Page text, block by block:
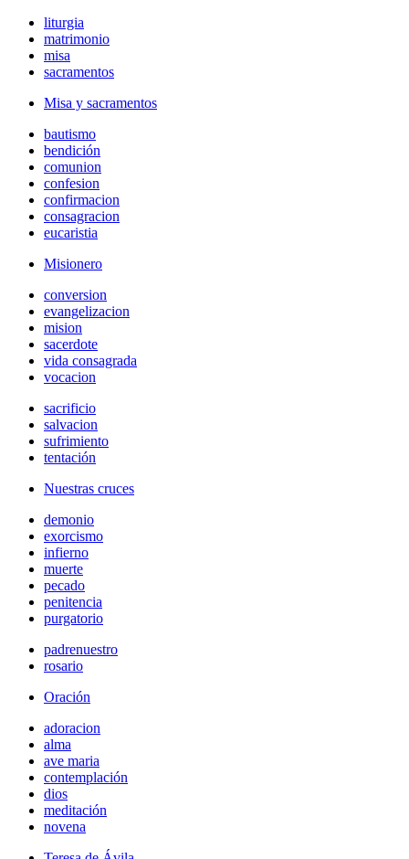
liturgia
matrimonio
misa
sacramentos
Misa y sacramentos
bautismo
bendición
comunion
confesion
confirmacion
consagracion
eucaristia
Misionero
conversion
evangelizacion
mision
sacerdote
vida consagrada
vocacion
sacrificio
salvacion
sufrimiento
tentación
Nuestras cruces
demonio
exorcismo
infierno
muerte
pecado
penitencia
purgatorio
padrenuestro
rosario
Oración
adoracion
alma
ave maria
contemplación
dios
meditación
novena